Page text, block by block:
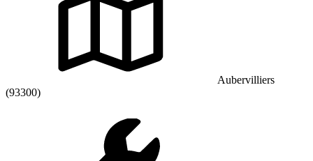
Aubervilliers
(93300)